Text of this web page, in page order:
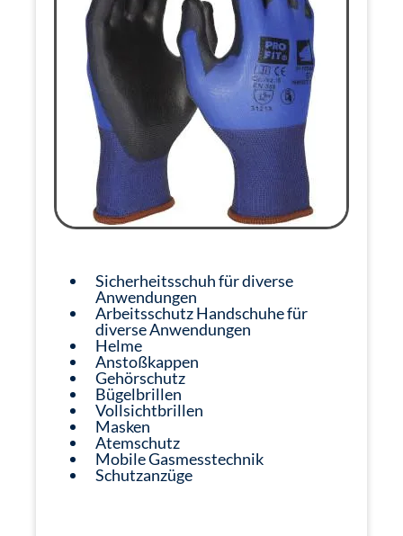
Sicherheitsschuh für diverse
Anwendungen
Arbeitsschutz Handschuhe für
diverse Anwendungen
Helme
Anstoßkappen
Gehörschutz
Bügelbrillen
Vollsichtbrillen
Masken
Atemschutz
Mobile Gasmesstechnik
Schutzanzüge